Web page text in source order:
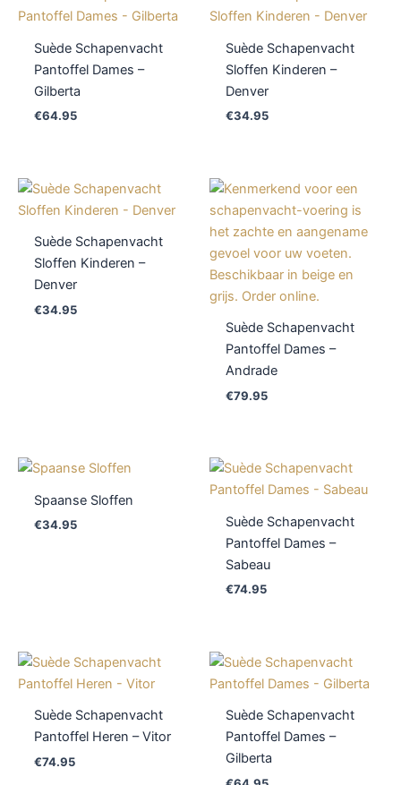
Suède Schapenvacht
Pantoffel Dames –
Gilberta
€64.95
Suède Schapenvacht
Sloffen Kinderen –
Denver
€34.95
Suède Schapenvacht
Sloffen Kinderen –
Denver
€34.95
Suède Schapenvacht
Pantoffel Dames –
Andrade
€79.95
Spaanse Sloffen
€34.95
Suède Schapenvacht
Pantoffel Dames –
Sabeau
€74.95
Suède Schapenvacht
Pantoffel Heren – Vitor
€74.95
Suède Schapenvacht
Pantoffel Dames –
Gilberta